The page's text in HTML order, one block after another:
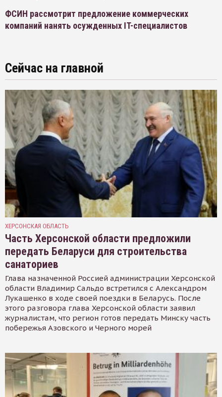
ФСИН рассмотрит предложение коммерческих
компаний нанять осужденных IT-специалистов
Сейчас на главной
ХЕРСОНСКАЯ ОБЛАСТЬ
Часть Херсонской области предложили
передать Беларуси для строительства
санаториев
Глава назначенной Россией администрации Херсонской
области Владимир Сальдо встретился с Александром
Лукашенко в ходе своей поездки в Беларусь. После
этого разговора глава Херсонской области заявил
журналистам, что регион готов передать Минску часть
побережья Азовского и Черного морей